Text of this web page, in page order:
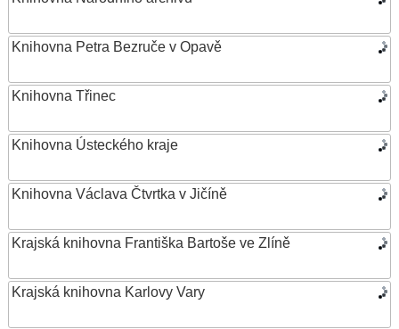
Knihovna Petra Bezruče v Opavě
Knihovna Třinec
Knihovna Ústeckého kraje
Knihovna Václava Čtvrtka v Jičíně
Krajská knihovna Františka Bartoše ve Zlíně
Krajská knihovna Karlovy Vary